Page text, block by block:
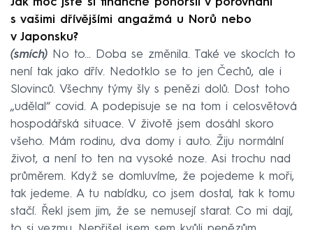
s vašimi dřívějšími angažmá u Norů nebo
v Japonsku?
(smích) No to… Doba se změnila. Také ve skocích to
není tak jako dřív. Nedotklo se to jen Čechů, ale i
Slovinců. Všechny týmy šly s penězi dolů. Dost toho
„udělal“ covid. A podepisuje se na tom i celosvětová
hospodářská situace. V životě jsem dosáhl skoro
všeho. Mám rodinu, dva domy i auto. Žiju normální
život, a není to ten na vysoké noze. Asi trochu nad
průměrem. Když se domluvíme, že pojedeme k moři,
tak jedeme. A tu nabídku, co jsem dostal, tak k tomu
stačí. Řekl jsem jim, že se nemusejí starat. Co mi dají,